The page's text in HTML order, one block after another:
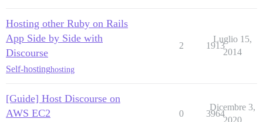
Hosting other Ruby on Rails
App Side by Side with
Discourse
Self-hostinghosting
2 1913
Luglio 15,
2014
[Guide] Host Discourse on
AWS EC2
0 3964
Dicembre 3,